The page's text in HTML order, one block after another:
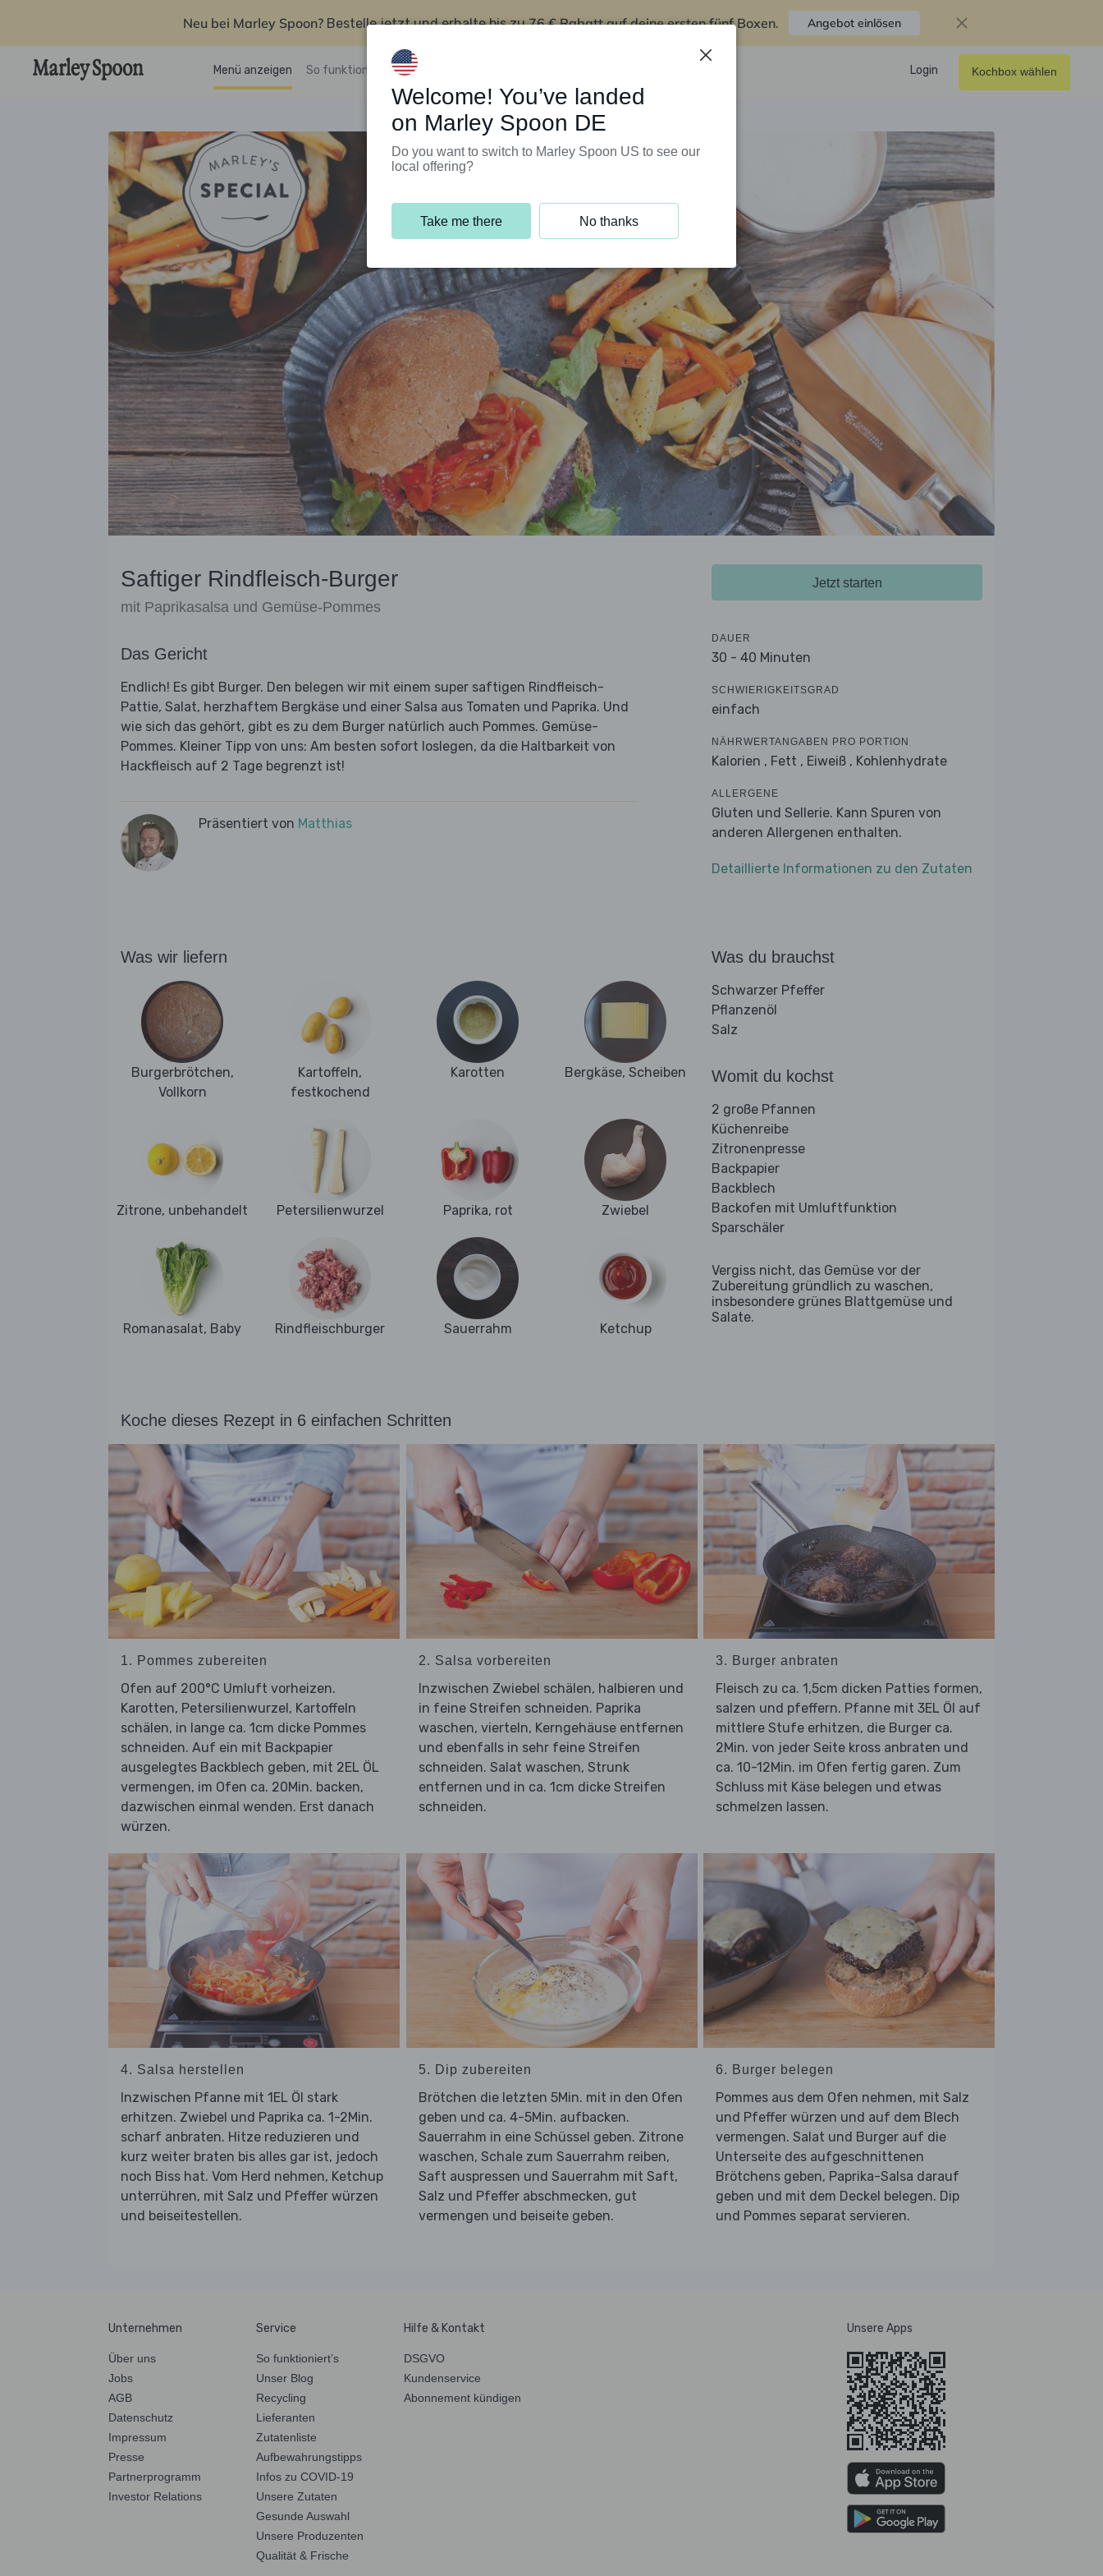
Neu bei Marley Spoon? Bestelle jetzt und erhalte bis zu76 € Rabatt auf deine ersten fünf Boxen. Angebot einlösen
Menü anzeigen So funktioniert’s Kundenservice Login Kochbox wählen
Saftiger Rindfleisch-Burger
mit Paprikasalsa und Gemüse-Pommes
Das Gericht
Endlich! Es gibt Burger. Den belegen wir mit einem super saftigen Rindfleisch-
Pattie, Salat, herzhaftem Bergkäse und einer Salsa aus Tomaten und Paprika. Und
wie sich das gehört, gibt es zu dem Burger natürlich auch Pommes. Gemüse-
Pommes. Kleiner Tipp von uns: Am besten sofort loslegen, da die Haltbarkeit von
Hackfleisch auf 2 Tage begrenzt ist!
Präsentiert von Matthias
Jetzt starten
DAUER
30 - 40 Minuten
SCHWIERIGKEITSGRAD
einfach
NÄHRWERTANGABEN PRO PORTION
Kalorien , Fett , Eiweiß , Kohlenhydrate
ALLERGENE
Gluten und Sellerie. Kann Spuren von
anderen Allergenen enthalten.
Detaillierte Informationen zu den Zutaten
Was wir liefern
Burgerbrötchen,
Vollkorn
Kartoffeln,
festkochend
Karotten Bergkäse, Scheiben
Zitrone, unbehandelt Petersilienwurzel Paprika, rot Zwiebel
Romanasalat, Baby Rindfleischburger Sauerrahm Ketchup
Was du brauchst
Schwarzer Pfeffer
Pflanzenöl
Salz
Womit du kochst
2 große Pfannen
Küchenreibe
Zitronenpresse
Backpapier
Backblech
Backofen mit Umluftfunktion
Sparschäler
Vergiss nicht, das Gemüse vor der
Zubereitung gründlich zu waschen,
insbesondere grünes Blattgemüse und
Salate.
Koche dieses Rezept in 6 einfachen Schritten
1. Pommes zubereiten
Ofen auf 200°C Umluft vorheizen.
Karotten, Petersilienwurzel, Kartoffeln
schälen, in lange ca. 1cm dicke Pommes
schneiden. Auf ein mit Backpapier
ausgelegtes Backblech geben, mit 2EL ÖL
vermengen, im Ofen ca. 20Min. backen,
dazwischen einmal wenden. Erst danach
würzen.
2. Salsa vorbereiten
Inzwischen Zwiebel schälen, halbieren und
in feine Streifen schneiden. Paprika
waschen, vierteln, Kerngehäuse entfernen
und ebenfalls in sehr feine Streifen
schneiden. Salat waschen, Strunk
entfernen und in ca. 1cm dicke Streifen
schneiden.
3. Burger anbraten
Fleisch zu ca. 1,5cm dicken Patties formen,
salzen und pfeffern. Pfanne mit 3EL Öl auf
mittlere Stufe erhitzen, die Burger ca.
2Min. von jeder Seite kross anbraten und
ca. 10-12Min. im Ofen fertig garen. Zum
Schluss mit Käse belegen und etwas
schmelzen lassen.
4. Salsa herstellen
Inzwischen Pfanne mit 1EL Öl stark
erhitzen. Zwiebel und Paprika ca. 1-2Min.
scharf anbraten. Hitze reduzieren und
kurz weiter braten bis alles gar ist, jedoch
noch Biss hat. Vom Herd nehmen, Ketchup
unterrühren, mit Salz und Pfeffer würzen
und beiseitestellen.
5. Dip zubereiten
Brötchen die letzten 5Min. mit in den Ofen
geben und ca. 4-5Min. aufbacken.
Sauerrahm in eine Schüssel geben. Zitrone
waschen, Schale zum Sauerrahm reiben,
Saft auspressen und Sauerrahm mit Saft,
Salz und Pfeffer abschmecken, gut
vermengen und beiseite geben.
6. Burger belegen
Pommes aus dem Ofen nehmen, mit Salz
und Pfeffer würzen und auf dem Blech
vermengen. Salat und Burger auf die
Unterseite des aufgeschnittenen
Brötchens geben, Paprika-Salsa darauf
geben und mit dem Deckel belegen. Dip
und Pommes separat servieren.
Unternehmen
Über uns
Jobs
AGB
Datenschutz
Impressum
Presse
Partnerprogramm
Investor Relations
Service
So funktioniert’s
Unser Blog
Recycling
Lieferanten
Zutatenliste
Aufbewahrungstipps
Infos zu COVID-19
Unsere Zutaten
Gesunde Auswahl
Unsere Produzenten
Qualität & Frische
Hilfe & Kontakt
DSGVO
Kundenservice
Abonnement kündigen
Unsere Apps
Welcome! You’ve landed
on Marley Spoon DE
Do you want to switch to Marley Spoon US to see our
local offering?
Take me there No thanks